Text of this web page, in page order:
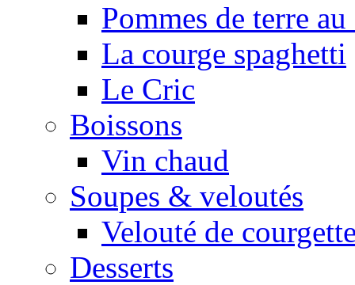
Pommes de terre
La courge spaghetti
Le Cric
Boissons
Vin chaud
Soupes & veloutés
Velouté de
Desserts